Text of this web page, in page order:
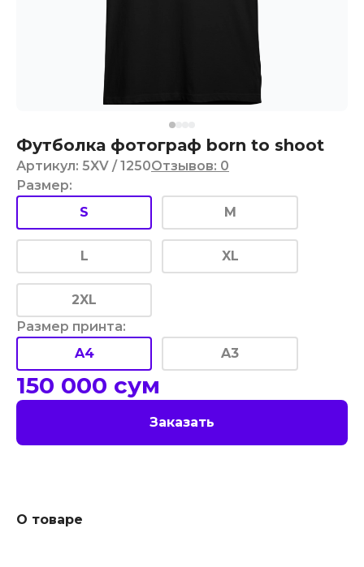
Футболка фотограф born to shoot
Артикул: 5XV / 1250Отзывов: 0
Размер:
S
M
L XL
2XL
Размер принта:
A4
A3
150 000 сум
Заказать
О товаре